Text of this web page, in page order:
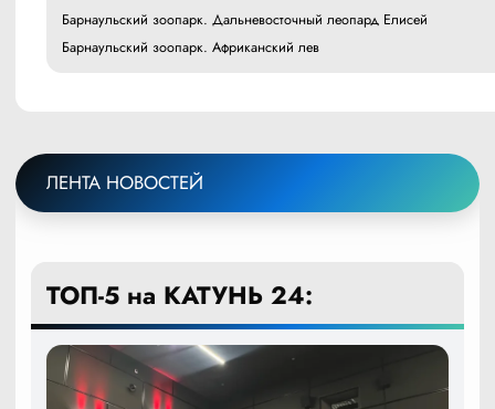
Барнаульский зоопарк. Дальневосточный леопард Елисей
Барнаульский зоопарк. Африканский лев
ЛЕНТА НОВОСТЕЙ
ТОП-5 на КАТУНЬ 24: